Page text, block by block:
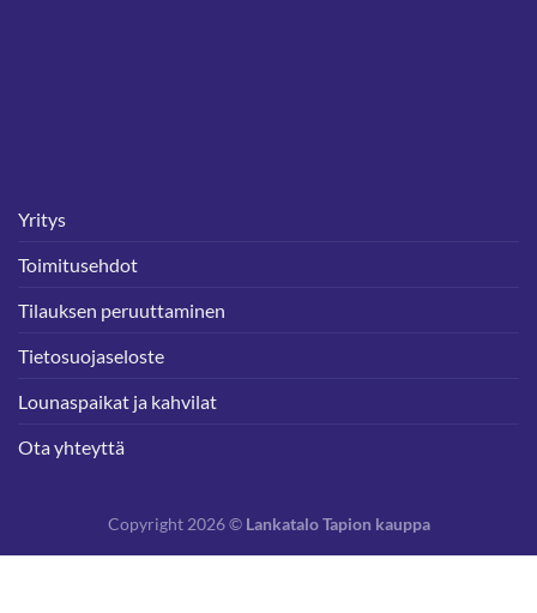
Yritys
Toimitusehdot
Tilauksen peruuttaminen
Tietosuojaseloste
Lounaspaikat ja kahvilat
Ota yhteyttä
Copyright 2026 © Lankatalo Tapion kauppa